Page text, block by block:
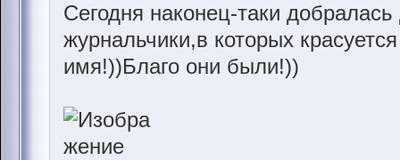
Сегодня наконец-таки
журнальчики,в которых
имя!))Благо они были!))